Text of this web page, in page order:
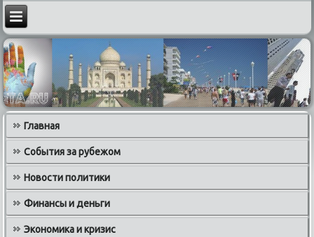
Главная
События за рубежом
Новости политики
Финансы и деньги
Экономика и кризис